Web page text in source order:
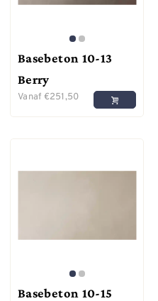
Basebeton 10-13
Berry
Vanaf €251,50
Basebeton 10-15